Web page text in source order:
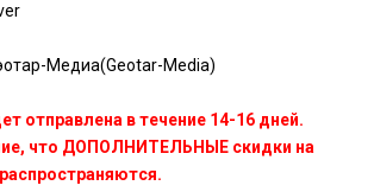
Медиа(Geotar-Media)
отправлена в течение 14-16 дней.
что ДОПОЛНИТЕЛЬНЫЕ скидки на